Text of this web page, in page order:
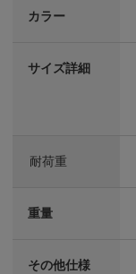
カラー
サイズ詳細
耐荷重
重量
その他仕様